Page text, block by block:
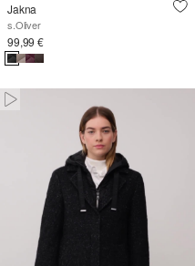
Jakna
s.Oliver
99,99 €
Paused • Muted